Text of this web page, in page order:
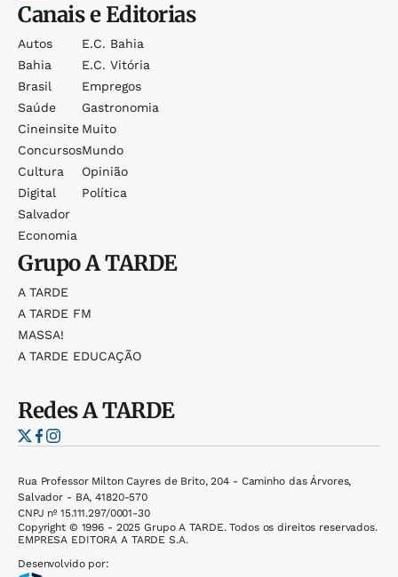
Canais e Editorias
Autos
Bahia
Brasil
Saúde
Cineinsite
Concursos
Cultura
Digital
Salvador
Economia
E.c. Bahia
E.c. Vitória
Empregos
Gastronomia
Muito
Mundo
Opinião
Política
GrupoA TARDE
A TARDE
A TARDE FM
MASSA!
A TARDE EDUCAÇÃO
RedesA TARDE
Rua Professor Milton Cayres de Brito, 204 - Caminho das Árvores,
Salvador - BA, 41820-570
CNPJ nº 15.111.297/0001-30
Copyright © 1996 - 2025 Grupo A TARDE. Todos os direitos reservados.
EMPRESA EDITORA A TARDE S.A.
Desenvolvido por: